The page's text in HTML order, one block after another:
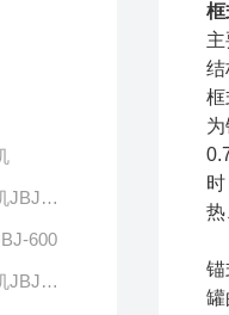
400
600
300
框
结
框
热
锚
罐